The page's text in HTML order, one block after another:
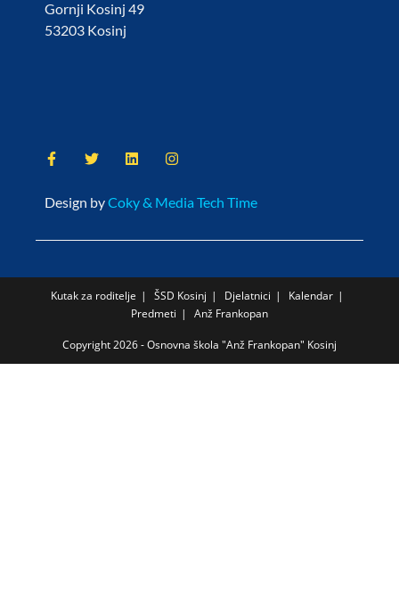
Gornji Kosinj 49
53203 Kosinj
Design byCoky & Media Tech Time
Kutak za roditelje ŠSD Kosinj Djelatnici
Kalendar
Predmeti
Anž Frankopan
Copyright 2026 - Osnovna škola "Anž Frankopan" Kosinj